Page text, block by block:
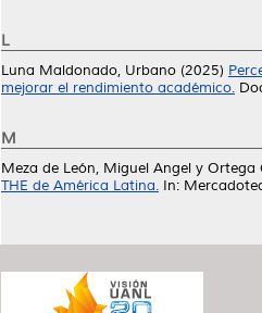
L
Luna Maldonado, Urbano (2025)
mejorar el rendimiento académico.
M
Meza de León, Miguel Angel y Ortega
THE de América Latina. In: